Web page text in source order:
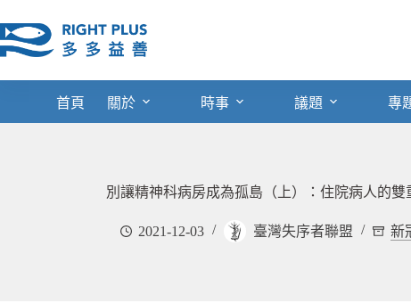
至
主
首頁 關於 時事 議題 專
別讓精神科病房成為孤島（上）：住院病人的
2021-12-03 臺灣失序者聯盟 新